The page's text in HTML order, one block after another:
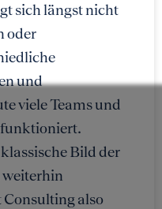
sich längst nicht
oder
und
viele Teams und
Bild der
weiterhin
also